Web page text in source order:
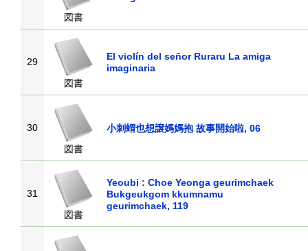
図書
29
図書
El violín del señor Ruraru La amiga
imaginaria
30
図書
小刺蝟也想譲媽媽抱 故事開始啦, 06
31
図書
Yeoubi : Choe Yeonga geurimchaek
Bukgeukgom kkumnamu
geurimchaek, 119